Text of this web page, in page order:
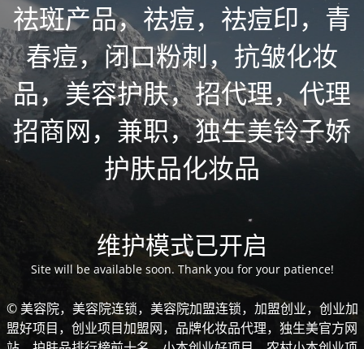
祛斑产品，祛痘，祛痘印，青
春痘，闭口粉刺，抗皱化妆
品，美容护肤，招代理，代理
招商网，兼职，独生美铃子娇
护肤品化妆品
维护模式已开启
Site will be available soon. Thank you for your patience!
© 美容院，美容院连锁，美容院加盟连锁，加盟创业，创业加
盟好项目，创业项目加盟网，品牌化妆品代理，独生美官方网